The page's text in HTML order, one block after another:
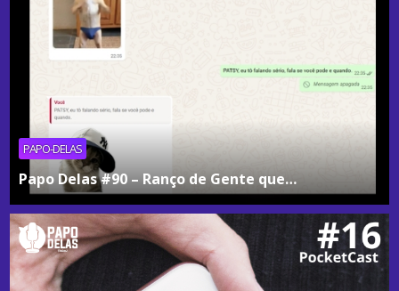
PAPO-DELAS
Papo Delas #90 – Ranço de Gente que…